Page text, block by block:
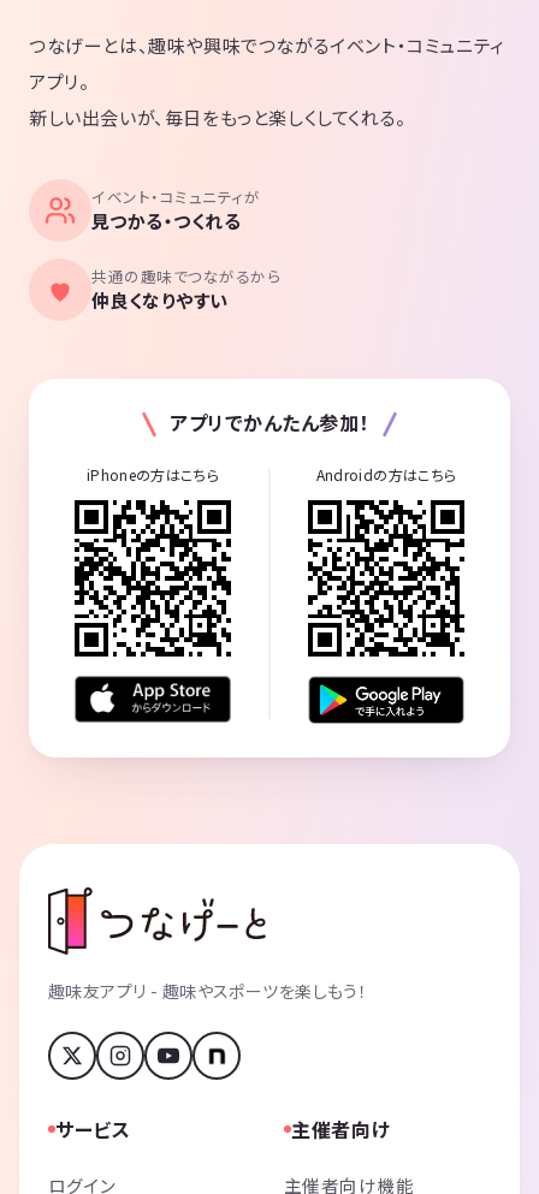
つなげーとは、趣味や興味でつながるイベント・コミュニティ
アプリ。
新しい出会いが、毎日をもっと楽しくしてくれる。
イベント・コミュニティが
見つかる・つくれる
共通の趣味でつながるから
仲良くなりやすい
アプリでかんたん参加！
iPhoneの方はこちら Androidの方はこちら
趣味友アプリ - 趣味やスポーツを楽しもう！
サービス
ログイン
主催者向け
主催者向け機能